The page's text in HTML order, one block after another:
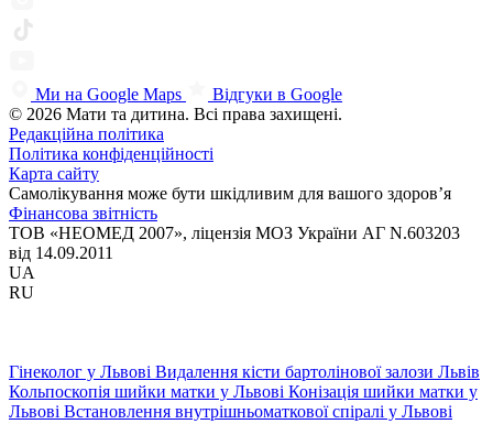
Ми на Google Maps
Відгуки в Google
© 2026 Мати та дитина. Всі права захищені.
Редакційна політика
Політика конфіденційності
Карта сайту
Самолікування може бути шкідливим для вашого здоров’я
Фінансова звітність
ТОВ «НЕОМЕД 2007», ліцензія МОЗ України АГ N.603203
від 14.09.2011
UA
RU
Гінеколог у Львові Видалення кісти бартолінової залози Львів
Кольпоскопія шийки матки у Львові Конізація шийки матки у
Львові Встановлення внутрішньоматкової спіралі у Львові